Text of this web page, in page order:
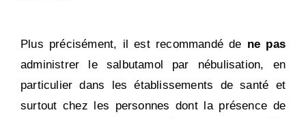
Plus précisément, il est recommandé de ne pas
administrer le salbutamol par nébulisation, en
particulier dans les établissements de santé et
surtout chez les personnes dont la présence de